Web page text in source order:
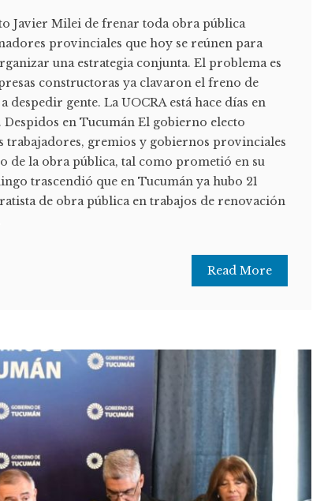
Javier Milei de frenar toda obra pública
provinciales que hoy se reúnen para
una estrategia conjunta. El problema es
constructoras ya clavaron el freno de
gente. La UOCRA está hace días en
en Tucumán El gobierno electo
gremios y gobiernos provinciales
de la obra pública, tal como prometió en su
trascendió que en Tucumán ya hubo 21
de obra pública en trabajos de renovación
Read More